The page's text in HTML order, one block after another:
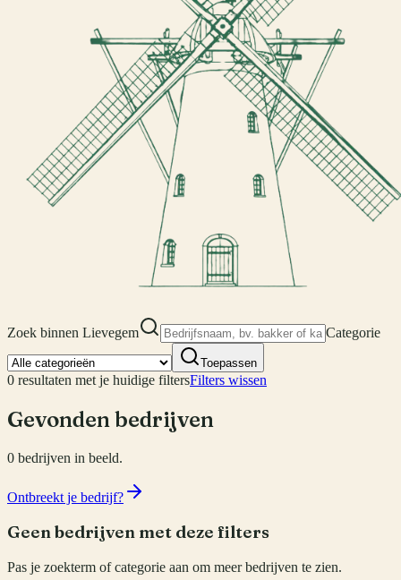
Zoek binnen Lievegem Categorie
Toepassen
0 resultaten met je huidige filtersFilters wissen
Gevonden bedrijven
0 bedrijven in beeld.
Ontbreekt je bedrijf?
Geen bedrijven met deze filters
Pas je zoekterm of categorie aan om meer bedrijven te zien.